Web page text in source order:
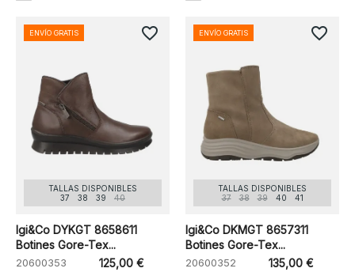
TALLAS DISPONIBLES
37
38 39 40
Igi&Co DYKGT 8658611
Botines Gore-Tex...
20600353 125,00 €
ENVÍO GRATIS favorite_border
TALLAS DISPONIBLES
37
38 39 40 41
Igi&Co DKMGT 8657311
Botines Gore-Tex...
20600352 135,00 €
ENVÍO GRATIS favorite_border